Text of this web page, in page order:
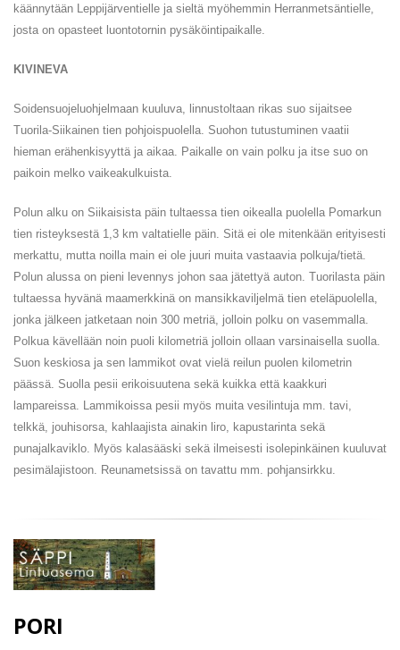
käännytään Leppijärventielle ja sieltä myöhemmin Herranmetsäntielle,
josta on opasteet luontotornin pysäköintipaikalle.
KIVINEVA
Soidensuojeluohjelmaan kuuluva, linnustoltaan rikas suo sijaitsee
Tuorila-Siikainen tien pohjoispuolella. Suohon tutustuminen vaatii
hieman erähenkisyyttä ja aikaa. Paikalle on vain polku ja itse suo on
paikoin melko vaikeakulkuista.
Polun alku on Siikaisista päin tultaessa tien oikealla puolella Pomarkun
tien risteyksestä 1,3 km valtatielle päin. Sitä ei ole mitenkään erityisesti
merkattu, mutta noilla main ei ole juuri muita vastaavia polkuja/tietä.
Polun alussa on pieni levennys johon saa jätettyä auton. Tuorilasta päin
tultaessa hyvänä maamerkkinä on mansikkaviljelmä tien eteläpuolella,
jonka jälkeen jatketaan noin 300 metriä, jolloin polku on vasemmalla.
Polkua kävellään noin puoli kilometriä jolloin ollaan varsinaisella suolla.
Suon keskiosa ja sen lammikot ovat vielä reilun puolen kilometrin
päässä. Suolla pesii erikoisuutena sekä kuikka että kaakkuri
lampareissa. Lammikoissa pesii myös muita vesilintuja mm. tavi,
telkkä, jouhisorsa, kahlaajista ainakin liro, kapustarinta sekä
punajalkaviklo. Myös kalasääski sekä ilmeisesti isolepinkäinen kuuluvat
pesimälajistoon. Reunametsissä on tavattu mm. pohjansirkku.
PORI